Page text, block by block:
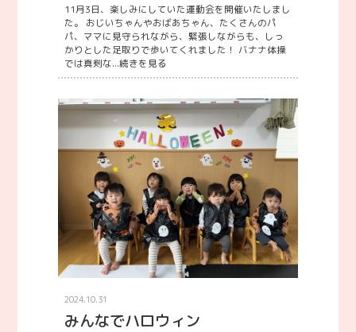
11月3日、楽しみにしていた運動会を開催いたしまし
た。 おじいちゃんやおばあちゃん、たくさんのパ
パ、ママに見守られながら、緊張しながらも、しっ
かりとした足取りで歩いてくれました！ バナナ体操
では真剣な...続きを見る
2024.10.31
みんなでハロウィン